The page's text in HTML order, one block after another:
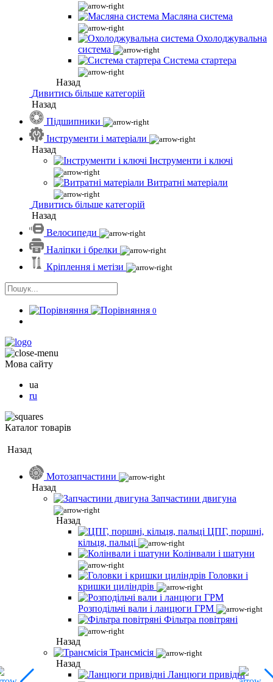
Масляна система
Охолоджувальна
система
Система стартера
Назад
Дивитись більше категорій
Назад
Підшипники
Інструменти і матеріали
Назад
Інструменти і ключі
Витратні матеріали
Дивитись більше категорій
Назад
Велосипеди
Наліпки і брелки
Кріплення і метізи
0
Мова сайту
ua
ru
Каталог товарів
Назад
Мотозапчастини
Назад
Запчастини двигуна
Назад
ЦПГ, поршні,
кільця, пальці
Колінвали і шатуни
Головки і
кришки циліндрів
Розподільчі вали і ланцюги ГРМ
Фільтра повітряні
Назад
Трансмісія
Назад
Ланцюги привідні